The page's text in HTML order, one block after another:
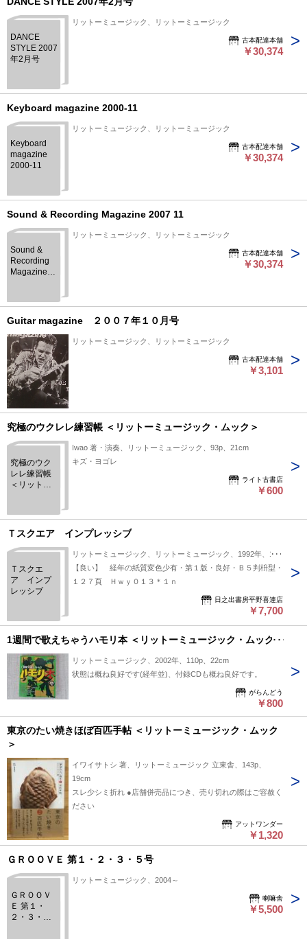
DANCE
STYLE 2007
年2月号
リットーミュージック、リットーミュージック
古本配達本舗
￥30,374
Keyboard magazine 2000-11
Keyboard
magazine
2000-11
リットーミュージック、リットーミュージック
古本配達本舗
￥30,374
Sound & Recording Magazine 2007 11
Sound &
Recording
Magazine
リットーミュージック、リットーミュージック
古本配達本舗
￥30,374
Guitar magazine ２００７年１０月号
リットーミュージック、リットーミュージック
古本配達本舗
￥3,101
究極のウクレレ練習帳 ＜リットーミュージック・ムック＞
究極のウク
レレ練習帳
＜リットー
＞
Iwao 著・演奏、リットーミュージック、93p、21cm
キズ・ヨゴレ
ライト古書店
￥600
Ｔスクエア インプレッシブ
Ｔスクエ
ア インプ
レッシブ
リットーミュージック、リットーミュージック、1992年、1冊
【良い】 経年の紙質変色少有・第１版・良好・Ｂ５判枡型・
１２７頁 Ｈｗｙ０１３＊１ｎ
日之出書房平野喜連店
￥7,700
1週間で歌えちゃうハモリ本 ＜リットーミュージック・ムック＞
リットーミュージック、2002年、110p、22cm
状態は概ね良好です(経年並)、付録CDも概ね良好です。
がらんどう
￥800
東京のたい焼きほぼ百匹手帖 ＜リットーミュージック・ムック
＞
イワイサトシ 著、リットーミュージック 立東舎、143p、
19cm
スレ少シミ折れ ●店舗併売品につき、売り切れの際はご容赦く
ださい
アットワンダー
￥1,320
ＧＲＯＯＶＥ 第１・２・３・５号
ＧＲＯＯＶ
Ｅ 第１・
２・３・５
リットーミュージック、2004～
喇嘛舎
￥5,500